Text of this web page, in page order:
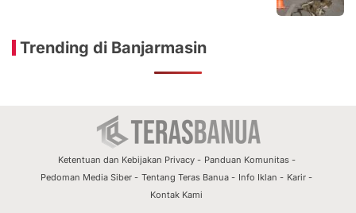
Trending di Banjarmasin
Ketentuan dan Kebijakan Privacy
Panduan Komunitas
Pedoman Media Siber
Tentang Teras Banua Info Iklan
Karir
Kontak Kami